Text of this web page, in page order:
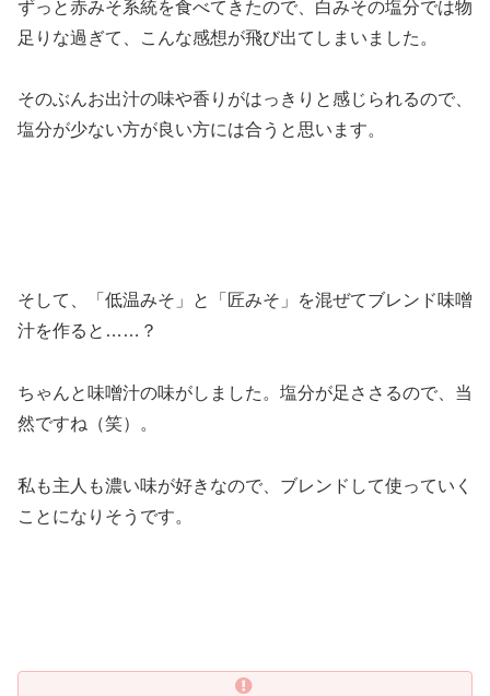
ずっと赤みそ系統を食べてきたので、白みその塩分では物
足りな過ぎて、こんな感想が飛び出てしまいました。
そのぶんお出汁の味や香りがはっきりと感じられるので、
塩分が少ない方が良い方には合うと思います。
そして、「低温みそ」と「匠みそ」を混ぜてブレンド味噌
汁を作ると……？
ちゃんと味噌汁の味がしました。塩分が足ささるので、当
然ですね（笑）。
私も主人も濃い味が好きなので、ブレンドして使っていく
ことになりそうです。